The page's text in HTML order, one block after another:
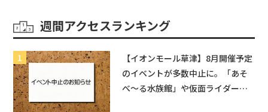
週間アクセスランキング
【イオンモール草津】8月開催予定
のイベントが多数中止に。「あそ
べ〜る水族館」や仮面ライダーシ